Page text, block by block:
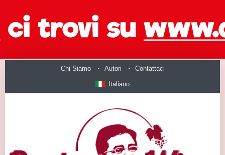
Chi Siamo Autori Contattaci
Italiano